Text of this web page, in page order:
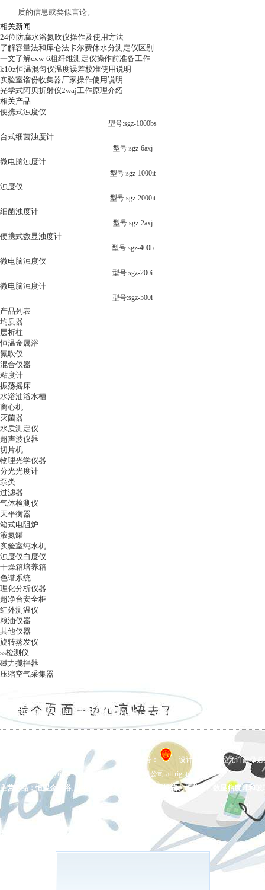
质的信息或类似言论。
相关新闻
24位防腐水浴氮吹仪操作及使用方法
了解容量法和库仑法卡尔费休水分测定仪区别
一文了解cxw-6粗纤维测定仪操作前准备工作
k10z恒温混匀仪温度误差校准使用说明
实验室馏份收集器厂家操作使用说明
光学式阿贝折射仪2waj工作原理介绍
相关产品
便携式浊度仪
型号:sgz-1000bs
台式细菌浊度计
型号:sgz-6axj
微电脑浊度计
型号:sgz-1000it
浊度仪
型号:sgz-2000it
细菌浊度计
型号:sgz-2axj
便携式数显浊度计
型号:sgz-400b
微电脑浊度仪
型号:sgz-200i
微电脑浊度计
型号:sgz-500i
产品列表
均质器
层析柱
恒温金属浴
氮吹仪
混合仪器
粘度计
振荡摇床
水浴油浴水槽
离心机
灭菌器
水质测定仪
超声波仪器
切片机
物理光学仪器
分光光度计
泵类
过滤器
气体检测仪
天平衡器
箱式电阻炉
液氮罐
实验室纯水机
浊度仪白度仪
干燥箱培养箱
色谱系统
理化分析仪器
超净台安全柜
红外测温仪
粮油仪器
其他仪器
旋转蒸发仪
ss检测仪
磁力搅拌器
压缩空气采集器
ag凯发k8国际 | 关于ag凯发k8国际 | ag凯发k8国际的产品展示
备案号：
设计制作，未经允许翻录
ag凯发k8国际 copyright © 上海五相仪器仪表有限公司 all rights reserved.
主营产品：恒温金属浴、拍打式均质器、氮吹仪、干燥箱、培养箱、数显粘度计和
ag凯发k8国际的友情链接：